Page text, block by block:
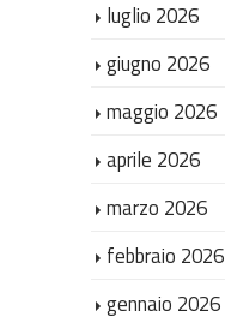
luglio 2026
giugno 2026
maggio 2026
aprile 2026
marzo 2026
febbraio 2026
gennaio 2026